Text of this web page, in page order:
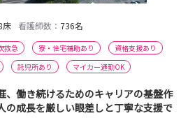
床 看護師数： 736名
救急 寮・住宅補助あり
資格支援あり
託児所あり マイカー通勤OK
、働き続けるためのキャリアの基盤作
の成長を厳しい眼差しと丁寧な支援で